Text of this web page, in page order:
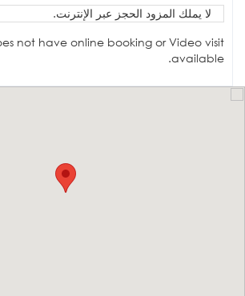
لا يملك المزود الحجز عبر الإنترنت.
not have online booking or Video visit
available.